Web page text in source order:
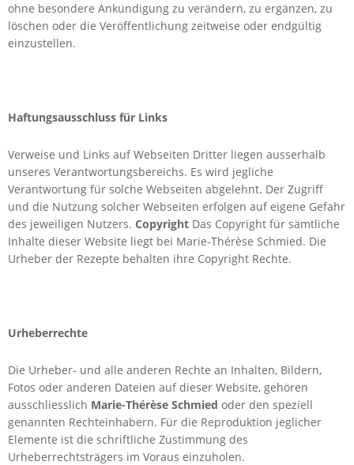
ohne besondere Ankündigung zu verändern, zu ergänzen, zu
löschen oder die Veröffentlichung zeitweise oder endgültig
einzustellen.
Haftungsausschluss für Links
Verweise und Links auf Webseiten Dritter liegen ausserhalb
unseres Verantwortungsbereichs. Es wird jegliche
Verantwortung für solche Webseiten abgelehnt. Der Zugriff
und die Nutzung solcher Webseiten erfolgen auf eigene Gefahr
des jeweiligen Nutzers. Copyright Das Copyright für sämtliche
Inhalte dieser Website liegt bei Marie-Thérèse Schmied. Die
Urheber der Rezepte behalten ihre Copyright Rechte.
Urheberrechte
Die Urheber- und alle anderen Rechte an Inhalten, Bildern,
Fotos oder anderen Dateien auf dieser Website, gehören
ausschliesslich Marie-Thérèse Schmied oder den speziell
genannten Rechteinhabern. Für die Reproduktion jeglicher
Elemente ist die schriftliche Zustimmung des
Urheberrechtsträgers im Voraus einzuholen.